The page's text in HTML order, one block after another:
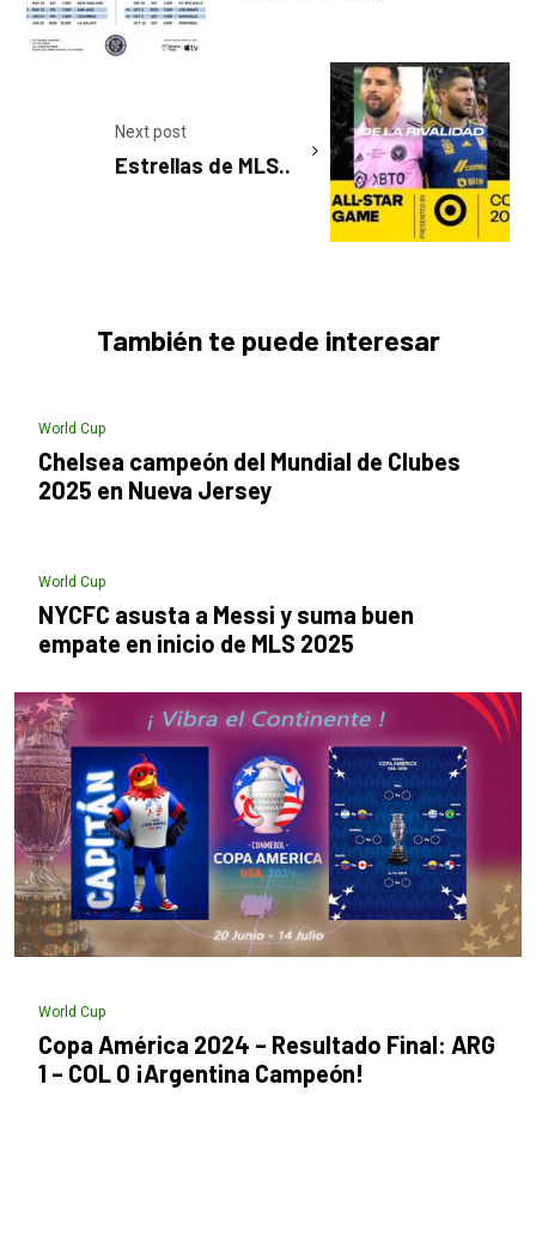
Next post
Estrellas de MLS..
También te puede interesar
World Cup
Chelsea campeón del Mundial de Clubes
2025 en Nueva Jersey
World Cup
NYCFC asusta a Messi y suma buen
empate en inicio de MLS 2025
World Cup
Copa América 2024 – Resultado Final: ARG
1 – COL 0 ¡Argentina Campeón!